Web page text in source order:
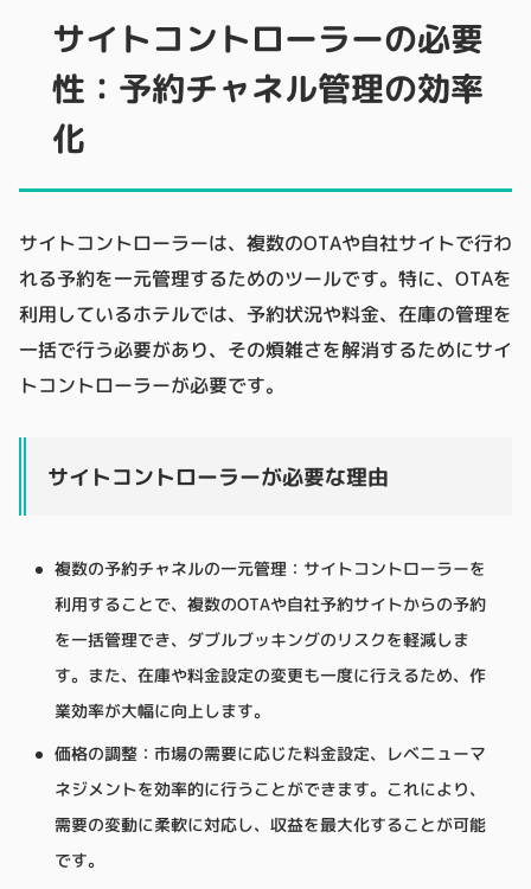
サイトコントローラーの必要
性：予約チャネル管理の効率
化
サイトコントローラーは、複数のOTAや自社サイトで行わ
れる予約を一元管理するためのツールです。特に、OTAを
利用しているホテルでは、予約状況や料金、在庫の管理を
一括で行う必要があり、その煩雑さを解消するためにサイ
トコントローラーが必要です。
サイトコントローラーが必要な理由
複数の予約チャネルの一元管理：サイトコントローラーを
利用することで、複数のOTAや自社予約サイトからの予約
を一括管理でき、ダブルブッキングのリスクを軽減しま
す。また、在庫や料金設定の変更も一度に行えるため、作
業効率が大幅に向上します。
価格の調整：市場の需要に応じた料金設定、レベニューマ
ネジメントを効率的に行うことができます。これにより、
需要の変動に柔軟に対応し、収益を最大化することが可能
です。